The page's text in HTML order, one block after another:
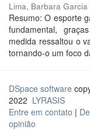
Lima, Barbara Garcia
Resumo: O esporte
fundamental,
medida ressaltou o
tornando-o um foco
DSpace software
2022 LYRASIS
Entre em contato |
opinião